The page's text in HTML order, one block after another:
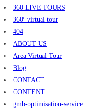
360 LIVE TOURS
360º virtual tour
404
ABOUT US
Area Virtual Tour
Blog
CONTACT
CONTENT
gmb-optimisation-service